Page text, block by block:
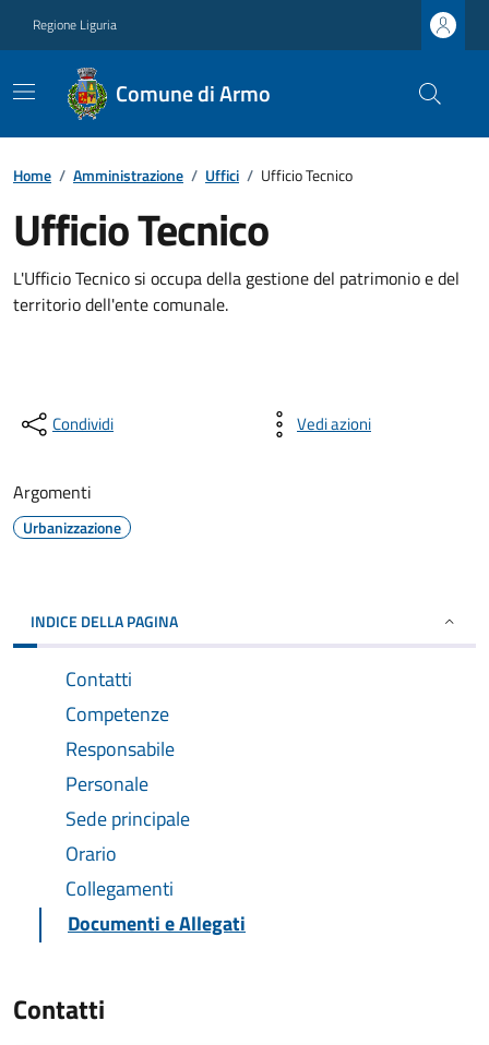
Regione Liguria
Comune di Armo
Home / Amministrazione / Uffici / Ufficio Tecnico
Ufficio Tecnico
L'Ufficio Tecnico si occupa della gestione del patrimonio e del
territorio dell'ente comunale.
Condividi Vedi azioni
Argomenti
Urbanizzazione
INDICE DELLA PAGINA
Contatti
Competenze
Responsabile
Personale
Sede principale
Orario
Collegamenti
Documenti e Allegati
Contatti